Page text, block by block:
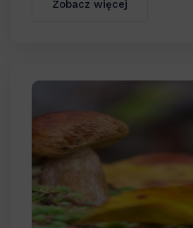
Zobacz więcej